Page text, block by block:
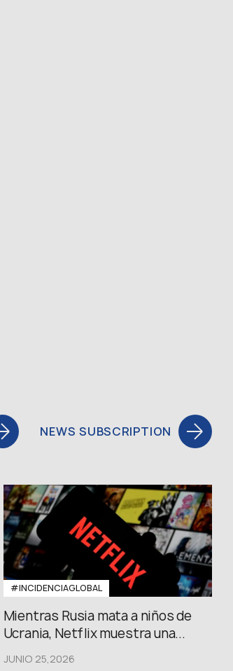
NEWS SUBSCRIPTION
#INCIDENCIAGLOBAL
Mientras Rusia mata a niños de
Ucrania, Netflix muestra una...
JUNIO 25,2026